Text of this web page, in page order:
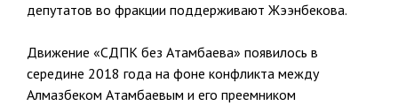
депутатов во фракции поддерживают Жээнбекова.
Движение «СДПК без Атамбаева» появилось в
середине 2018 года на фоне конфликта между
Алмазбеком Атамбаевым и его преемником